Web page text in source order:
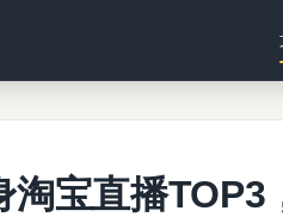
淘宝直播TOP3